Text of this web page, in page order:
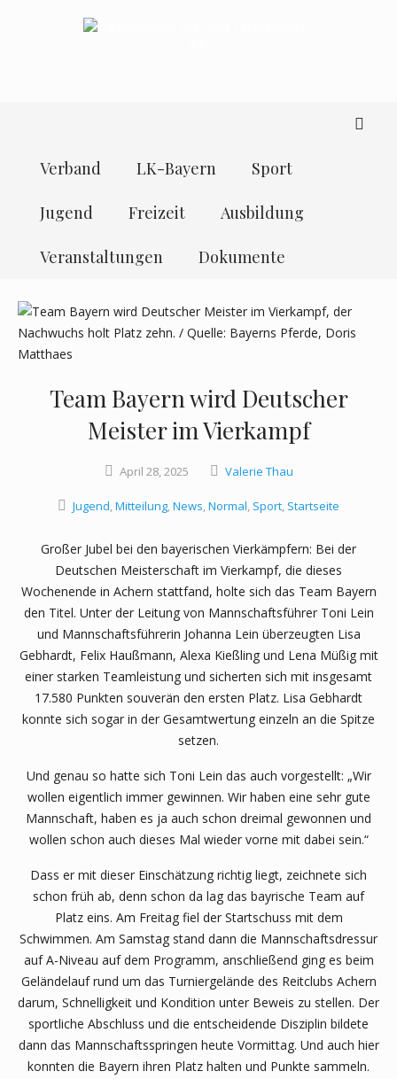
Verband LK-Bayern Sport
Jugend Freizeit Ausbildung
Veranstaltungen Dokumente
Team Bayern wird Deutscher
Meister im Vierkampf
April 28,2025 Valerie Thau
Jugend,Mitteilung,News,Normal, Sport, Startseite
Großer Jubel bei den bayerischen Vierkämpfern: Bei der
Deutschen Meisterschaft im Vierkampf, die dieses
Wochenende in Achern stattfand, holte sich das Team Bayern
den Titel. Unter der Leitung von Mannschaftsführer Toni Lein
und Mannschaftsführerin Johanna Lein überzeugten Lisa
Gebhardt, Felix Haußmann, Alexa Kießling und Lena Müßig mit
einer starken Teamleistung und sicherten sich mit insgesamt
17.580 Punkten souverän den ersten Platz. Lisa Gebhardt
konnte sich sogar in der Gesamtwertung einzeln an die Spitze
setzen.
Und genau so hatte sich Toni Lein das auch vorgestellt: „Wir
wollen eigentlich immer gewinnen. Wir haben eine sehr gute
Mannschaft, haben es ja auch schon dreimal gewonnen und
wollen schon auch dieses Mal wieder vorne mit dabei sein.“
Dass er mit dieser Einschätzung richtig liegt, zeichnete sich
schon früh ab, denn schon da lag das bayrische Team auf
Platz eins. Am Freitag fiel der Startschuss mit dem
Schwimmen. Am Samstag stand dann die Mannschaftsdressur
auf A-Niveau auf dem Programm, anschließend ging es beim
Geländelauf rund um das Turniergelände des Reitclubs Achern
darum, Schnelligkeit und Kondition unter Beweis zu stellen. Der
sportliche Abschluss und die entscheidende Disziplin bildete
dann das Mannschaftsspringen heute Vormittag. Und auch hier
konnten die Bayern ihren Platz halten und Punkte sammeln.